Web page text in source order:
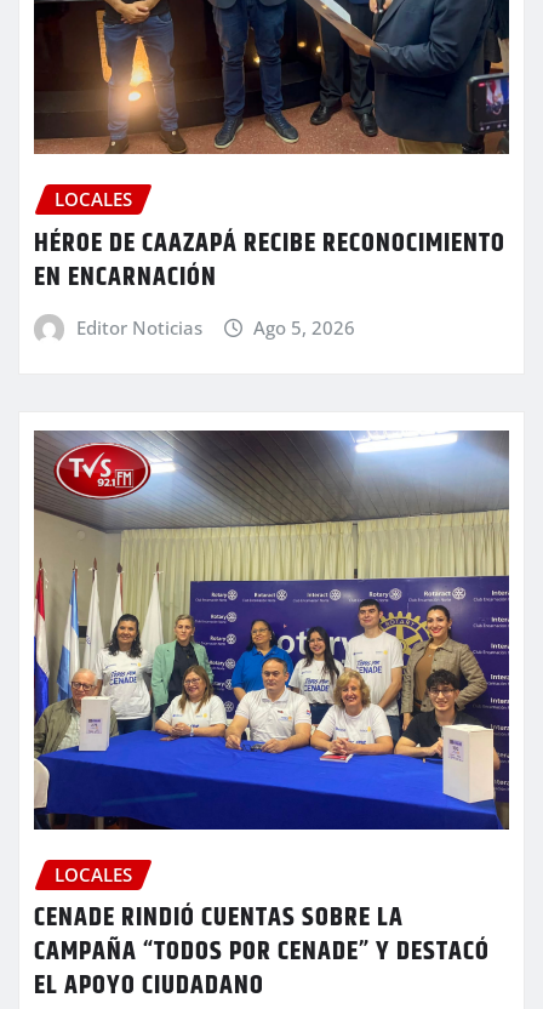
LOCALES
HÉROE DE CAAZAPÁ RECIBE RECONOCIMIENTO
EN ENCARNACIÓN
Editor Noticias Ago 5, 2026
LOCALES
CENADE RINDIÓ CUENTAS SOBRE LA
CAMPAÑA “TODOS POR CENADE” Y DESTACÓ
EL APOYO CIUDADANO